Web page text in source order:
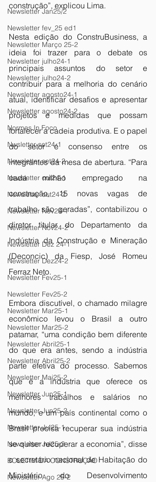
Newsletter Jan25/2
Newsletter fev_25 ed1
Newsletter Março 25-2
Newsletter julho24-1
Newsletter julho24-2
Newsletter agosto24-1
Newsletter agosto24-2
Normas In Foco
Nwsletter set24-1
Newsletter set24-2
Newsletter out24-1
Newsletter out24-2
Newsletter Nov24-1
Newsletter Nov24-2
Newsletter Dez 24-1
Newsletter Dez24-2
Newsletter Fev25-1
Newsletter Fev25-2
Newsletter Mar25-1
Newsletter Mar25-2
Newsletter Abril25-1
Newsletter Abril25-2
Newsletter Mai25-2
Newsletter Jun25-1
Newsletter Jun25-2
Newsletter Jul25-1
Newsletter Jul25-2
BOLETIM DA CONSTRUÇÃO
Newsletter Ago 25-2
construção”, explicou Lima.
Nesta edição do ConstruBusiness, a
ideia foi trazer para o debate os
principais assuntos do setor e
contribuir para a melhoria do cenário
atual, identificar desafios e apresentar
projetos e medidas que possam
fortalecer a cadeia produtiva. E o papel
do setor é consenso entre os
integrantes da mesa de abertura. “Para
cada milhão empregado na
construção, 15 novas vagas de
trabalho são geradas”, contabilizou o
diretor titular do Departamento da
Indústria da Construção e Mineração
(Deconcic) da Fiesp, José Romeu
Ferraz Neto.
Embora discutível, o chamado milagre
econômico levou o Brasil a outro
patamar, “uma condição bem diferente
do que era antes, sendo a indústria
parte efetiva do processo. Sabemos
que é a indústria que oferece os
melhores trabalhos e salários no
mundo, e um país continental como o
Brasil precisa recuperar sua indústria
se quiser recuperar a economia”, disse
o secretário nacional de Habitação do
Ministério do Desenvolvimento